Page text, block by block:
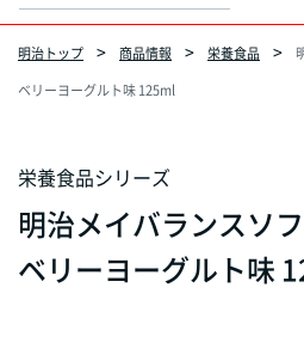
明治トップ 商品情報 栄養食品
ベリーヨーグルト味 125ml
栄養食品シリーズ
明治メイバランスソ
ベリーヨーグルト味